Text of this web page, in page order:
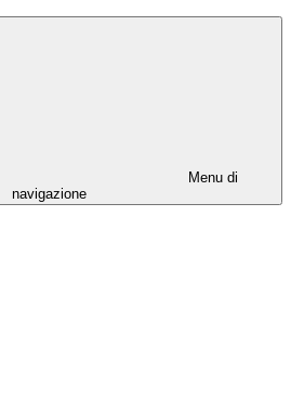
Menu di
navigazione